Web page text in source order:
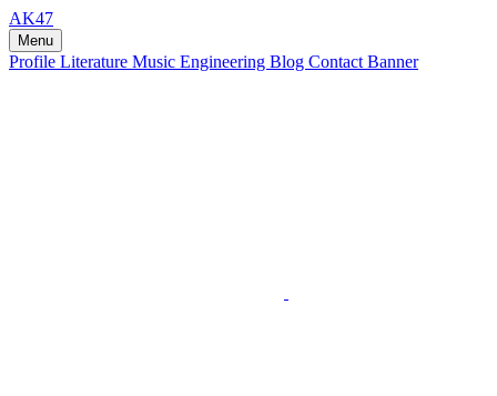
AK47
Menu
Profile Literature Music Engineering Blog Contact Banner